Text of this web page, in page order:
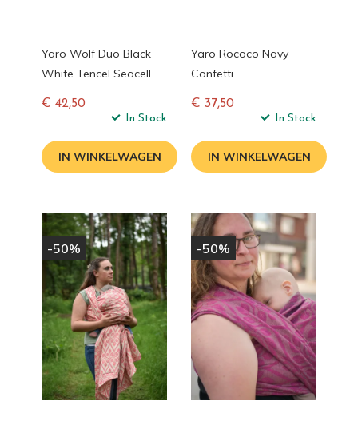
Yaro Wolf Duo Black
White Tencel Seacell
€ 42,50
In Stock
IN WINKELWAGEN
Yaro Rococo Navy
Confetti
€ 37,50
In Stock
IN WINKELWAGEN
-50% -50%